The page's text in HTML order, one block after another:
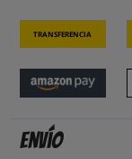
Transferencia
Envío